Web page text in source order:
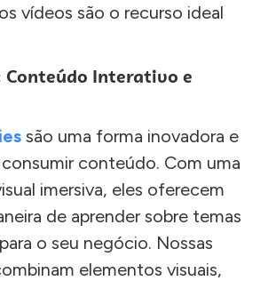
vídeos são o recurso ideal
Conteúdo Interativo e
são uma forma inovadora e
conteúdo. Com uma
imersiva, eles oferecem
de aprender sobre temas
o seu negócio. Nossas
elementos visuais,